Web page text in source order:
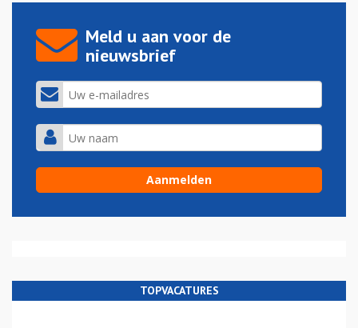
Meld u aan voor de
nieuwsbrief
TOPVACATURES